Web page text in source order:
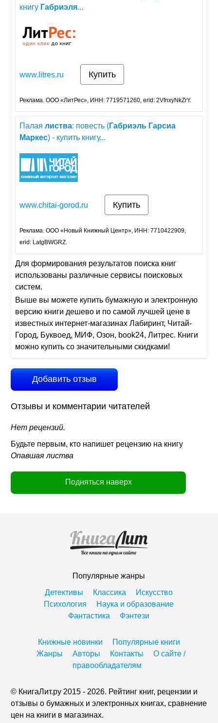
книгу Габриэля...
www.litres.ru Купить
Реклама. ООО «ЛитРес», ИНН: 7719571260, erid: 2VfnxyNkZrY.
Палаялиства: повесть (Габриэль Гарсиа
Маркес) - купить книгу...
www.chitai-gorod.ru Купить
Реклама. ООО «Новый Книжный Центр», ИНН: 7710422909,
erid: LatgBWGRZ.
Для формирования результатов поиска книг
использованы различные сервисы поисковых
систем.
Выше вы можете купить бумажную и электронную
версию книги дешево и по самой лучшей цене в
известных интернет-магазинах Лабиринт, Читай-
Город, Буквоед, МИФ, Озон, book24, Литрес. Книги
можно купить со значительными скидками!
Добавить отзыв
Отзывы и комментарии читателей
Нет рецензий.
Будьте первым, кто напишет рецензию на книгу
Опавшая листва
Подняться наверх
Популярные жанры
Детективы
Классика
Искусство
Психология
Наука и образование
Фантастика
Фэнтези
Книжные новинки
Популярные книги
Жанры
Авторы Контакты
О сайте /
правообладателям
© КнигаЛит.ру 2015 - 2026. Рейтинг книг, рецензии и
отзывы о бумажных и электронных книгах, сравнение
цен на книги в магазинах.